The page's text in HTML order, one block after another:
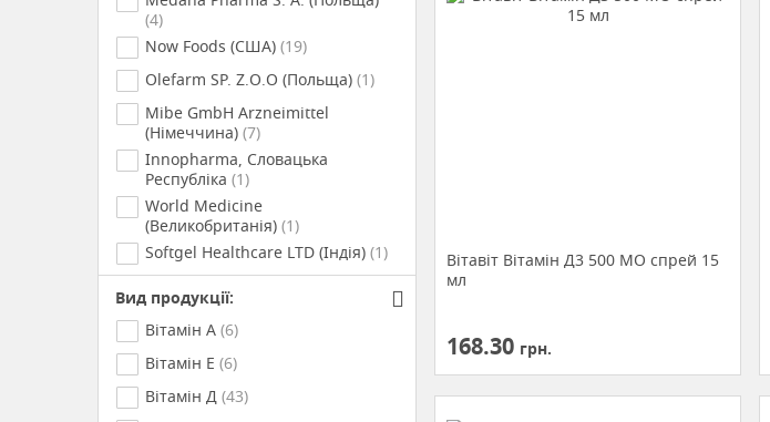
(4)
Now Foods (США) (19)
Olefarm SP. Z.O.O (Польща) (1)
Mibe GmbH Arzneimittel
(Німеччина) (7)
Innopharma, Словацька
Республіка (1)
World Medicine
(Великобританія) (1)
Softgel Healthcare LTD (Індія) (1)
(США)(1)
Solaray (США)
Вид продукції:
Вітамін А (6)
Вітамін Е (6)
Вітамін Д (43)
Вітавіт Вітамін Д3 500 МО спрей 15
мл
168.30 грн.